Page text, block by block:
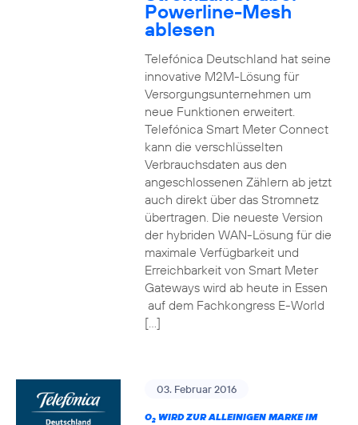
Powerline-Mesh
ablesen
Telefónica Deutschland hat seine
innovative M2M-Lösung für
Versorgungsunternehmen um
neue Funktionen erweitert.
Telefónica Smart Meter Connect
kann die verschlüsselten
Verbrauchsdaten aus den
angeschlossenen Zählern ab jetzt
auch direkt über das Stromnetz
übertragen. Die neueste Version
der hybriden WAN-Lösung für die
maximale Verfügbarkeit und
Erreichbarkeit von Smart Meter
Gateways wird ab heute in Essen
auf dem Fachkongress E-World
[…]
03. Februar 2016
O2WIRD ZUR ALLEINIGEN MARKE IM